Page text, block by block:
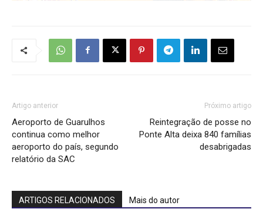
Artigo anterior
Aeroporto de Guarulhos
continua como melhor
aeroporto do país, segundo
relatório da SAC
Próximo artigo
Reintegração de posse no
Ponte Alta deixa 840 famílias
desabrigadas
ARTIGOS RELACIONADOS Mais do autor